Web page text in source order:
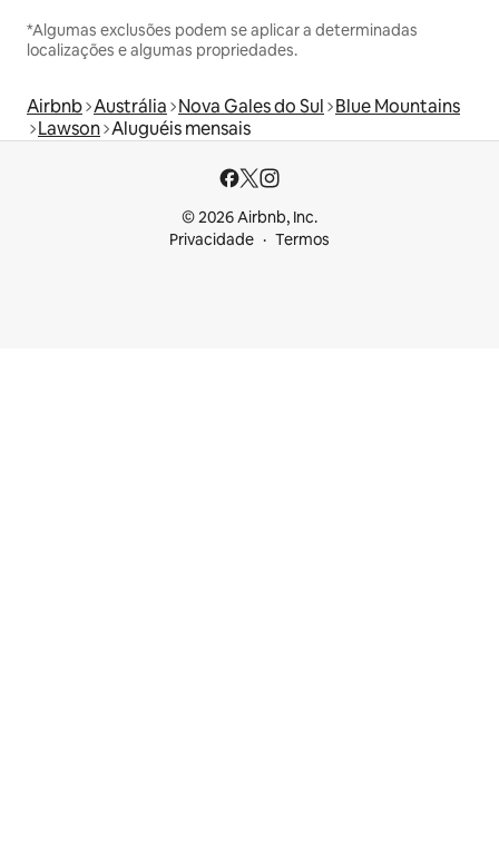
*Algumas exclusões podem se aplicar a determinadas
localizações e algumas propriedades.
Airbnb Austrália Nova Gales do Sul Blue Mountains
Lawson Aluguéis mensais
© 2026 Airbnb, Inc.
Privacidade
Termos